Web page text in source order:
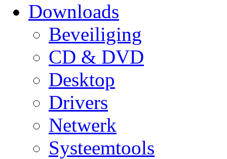
Downloads
Beveiliging
CD & DVD
Desktop
Drivers
Netwerk
Systeemtools